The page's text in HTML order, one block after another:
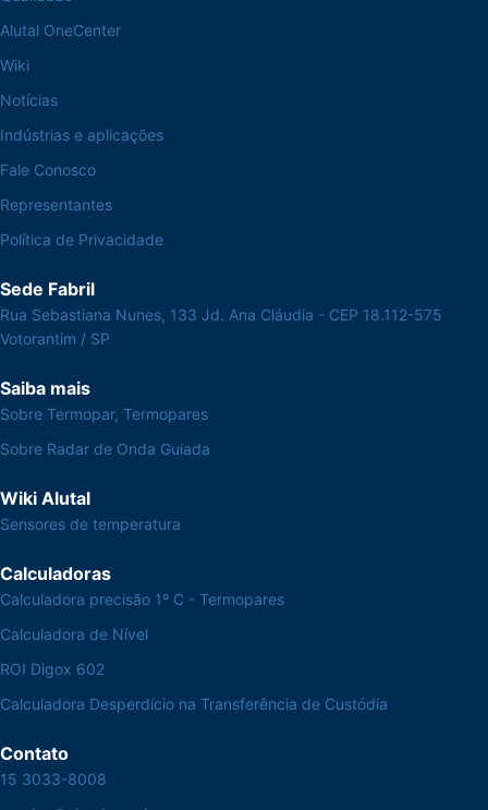
Alutal OneCenter
Wiki
Notícias
Indústrias e aplicações
Fale Conosco
Representantes
Política de Privacidade
Sede Fabril
Rua Sebastiana Nunes, 133 Jd. Ana Cláudia - CEP 18.112-575
Votorantim / SP
Saiba mais
Sobre Termopar, Termopares
Sobre Radar de Onda Guiada
Wiki Alutal
Sensores de temperatura
Calculadoras
Calculadora precisão 1º C - Termopares
Calculadora de Nível
ROI Digox 602
Calculadora Desperdício na Transferência de Custódia
Contato
15 3033-8008